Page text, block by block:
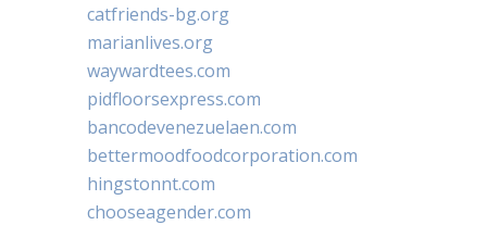
catfriends-bg.org
marianlives.org
waywardtees.com
pidfloorsexpress.com
bancodevenezuelaen.com
bettermoodfoodcorporation.com
hingstonnt.com
chooseagender.com